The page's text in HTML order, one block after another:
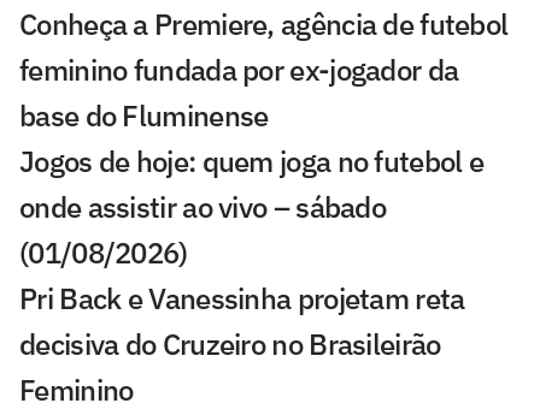
Conheça a Premiere, agência de futebol
feminino fundada por ex-jogador da
base do Fluminense
Jogos de hoje: quem joga no futebol e
onde assistir ao vivo – sábado
(01/08/2026)
Pri Back e Vanessinha projetam reta
decisiva do Cruzeiro no Brasileirão
Feminino